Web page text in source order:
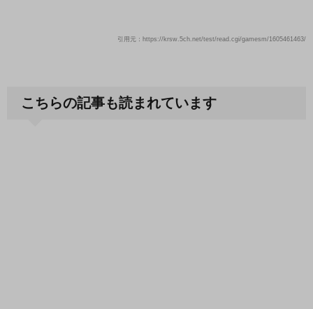
引用元：https://krsw.5ch.net/test/read.cgi/gamesm/1605461463/
こちらの記事も読まれています